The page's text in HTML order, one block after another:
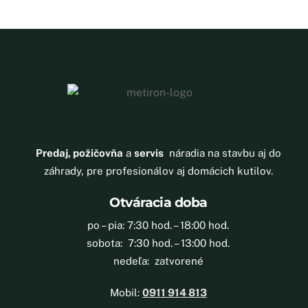
Predaj, požičovňa a servisnáradia na stavbu aj do
záhrady, pre profesionálov aj domácich kutilov.
Otváracia doba
po – pia: 7:30 hod. – 18:00 hod.
sobota: 7:30 hod. – 13:00 hod.
nedeľa: zatvorené
Mobil: 0911 914 813